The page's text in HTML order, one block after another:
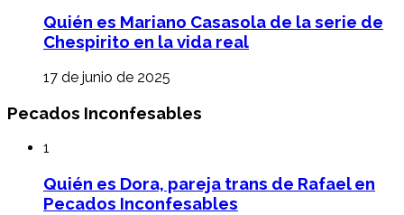
Quién es Mariano Casasola de la serie de
Chespirito en la vida real
17 de junio de 2025
Pecados Inconfesables
1
Quién es Dora, pareja trans de Rafael en
Pecados Inconfesables